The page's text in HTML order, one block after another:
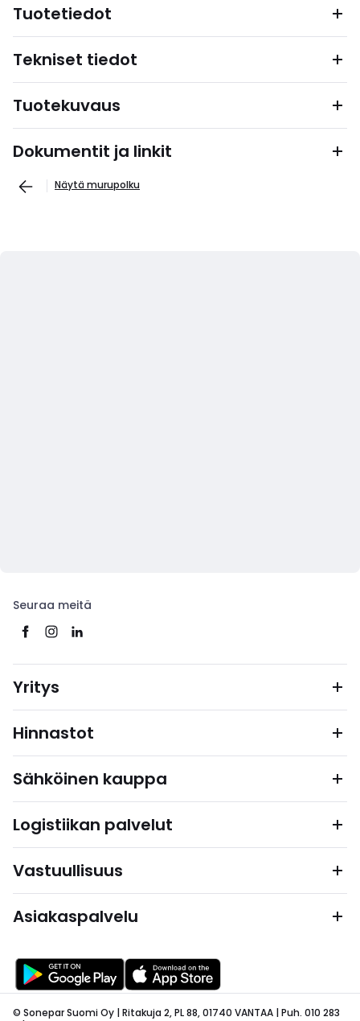
Tuotetiedot
Tekniset tiedot
Tuotekuvaus
Dokumentit ja linkit
Näytä murupolku
Seuraa meitä
Yritys
Hinnastot
Sähköinen kauppa
Logistiikan palvelut
Vastuullisuus
Asiakaspalvelu
© Sonepar Suomi Oy | Ritakuja 2, PL 88, 01740 VANTAA | Puh. 010 283